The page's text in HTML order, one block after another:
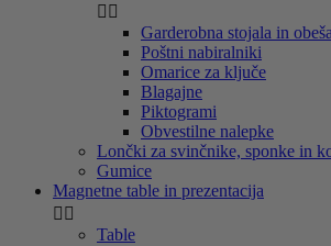
 
Garderobna stojala in
Poštni nabiralniki
Omarice za ključe
Blagajne
Piktogrami
Obvestilne nalepke
Lončki za svinčnike, sponke in
Gumice
Magnetne table in prezentacija
 
Table